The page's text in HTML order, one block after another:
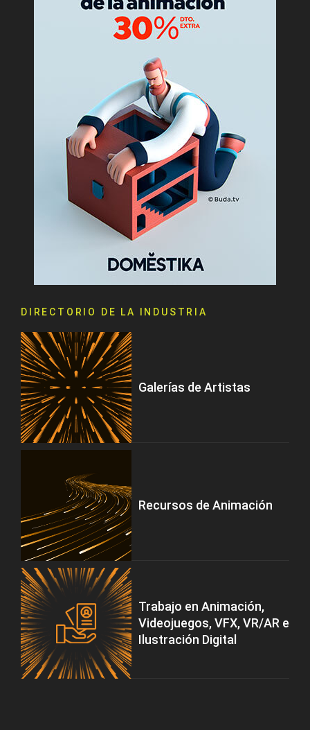
DIRECTORIO DE LA INDUSTRIA
Galerías de Artistas
Recursos de Animación
Trabajo en Animación,
Videojuegos, VFX, VR/AR e
Ilustración Digital